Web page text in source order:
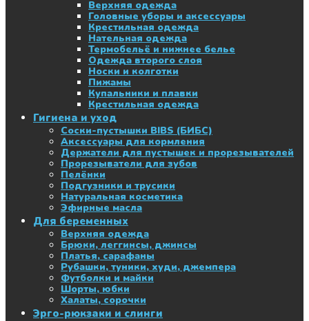
Верхняя одежда
Головные уборы и аксессуары
Крестильная одежда
Нательная одежда
Термобельё и нижнее белье
Одежда второго слоя
Носки и колготки
Пижамы
Купальники и плавки
Крестильная одежда
Гигиена и уход
Соски-пустышки BIBS (БИБС)
Аксессуары для кормления
Держатели для пустышек и прорезывателей
Прорезыватели для зубов
Пелёнки
Подгузники и трусики
Натуральная косметика
Эфирные масла
Для беременных
Верхняя одежда
Брюки, леггинсы, джинсы
Платья, сарафаны
Рубашки, туники, худи, джемпера
Футболки и майки
Шорты, юбки
Халаты, сорочки
Эрго-рюкзаки и слинги